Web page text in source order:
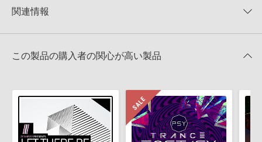
★5
★4
★1
KONTAKTフォーマットは、
でお使いいただけます。無償版のKONTAKT PLAYERではお使いい
4GBを超えるデータに関するご注意：FAT32でフォーマットされた
きます際には、NTFSやHFS＋でフォーマットされたHDDをご用意
いただく必要がございます。
製品の購入手続き完了後、受注確認メールとシリアルナンバーをお
知らせするメールの2通が送信されます。メールに記載されており
関連情報
この製品の購入者の関心が高い製品